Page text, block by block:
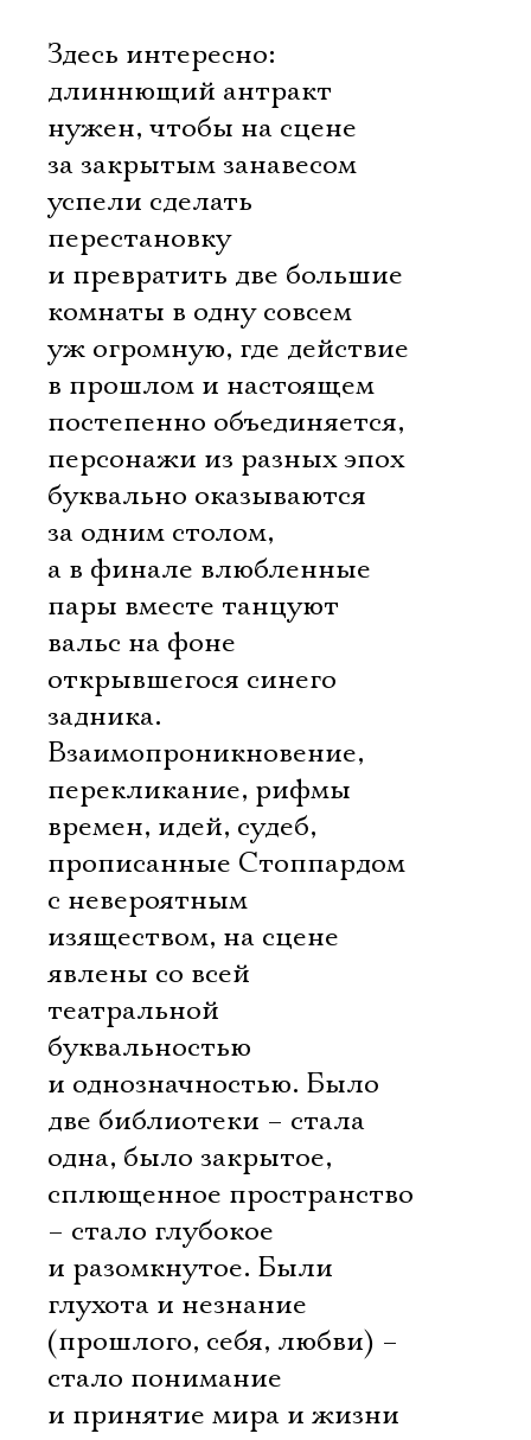
Здесь интересно:
длиннющий антракт
нужен, чтобы на сцене
за закрытым занавесом
успели сделать
перестановку
и превратить две большие
комнаты в одну совсем
уж огромную, где действие
в прошлом и настоящем
постепенно объединяется,
персонажи из разных эпох
буквально оказываются
за одним столом,
а в финале влюбленные
пары вместе танцуют
вальс на фоне
открывшегося синего
задника.
Взаимопроникновение,
перекликание, рифмы
времен, идей, судеб,
прописанные Стоппардом
с невероятным
изяществом, на сцене
явлены со всей
театральной
буквальностью
и однозначностью. Было
две библиотеки – стала
одна, было закрытое,
сплющенное пространство
– стало глубокое
и разомкнутое. Были
глухота и незнание
(прошлого, себя, любви) –
стало понимание
и принятие мира и жизни